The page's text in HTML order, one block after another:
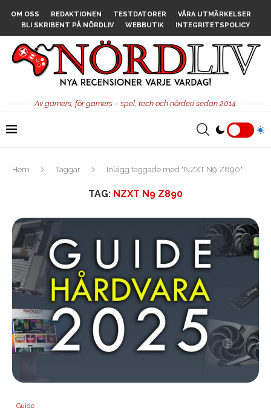
OM OSS REDAKTIONEN TESTDATORER
VÅRA UTMÄRKELSER
BLI SKRIBENT PÅ NÖRDLIV
WEBBUTIK INTEGRITETSPOLICY
Av gamers, för gamers – spel, tech och nörderi sedan 2014.
Hem Taggar Inlägg taggade med "NZXT N9 Z890"
TAG: NZXT N9 Z890
Guide